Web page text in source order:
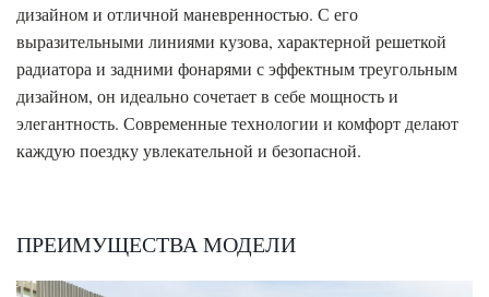
дизайном и отличной маневренностью. С его
выразительными линиями кузова, характерной решеткой
радиатора и задними фонарями с эффектным треугольным
дизайном, он идеально сочетает в себе мощность и
элегантность. Современные технологии и комфорт делают
каждую поездку увлекательной и безопасной.
ПРЕИМУЩЕСТВА МОДЕЛИ